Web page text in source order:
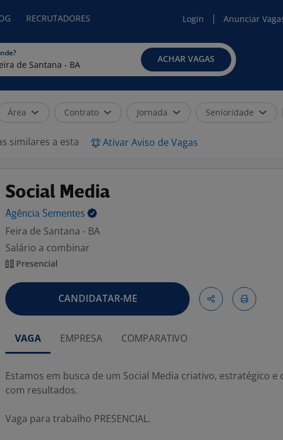
RECRUTADORES Login Anunciar
ACHAR VAGAS
Área Contrato Jornada Senioridade
similares a esta Ativar Aviso de Vagas
Social Media
Agência Sementes
Feira de Santana - BA
Salário a combinar
Presencial
CANDIDATAR-ME
VAGA EMPRESA COMPARATIVO
Estamos em busca de um Social Media criativo, estratégico
com resultados.
Vaga para trabalho PRESENCIAL.